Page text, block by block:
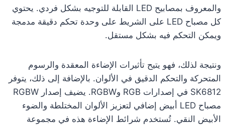
والمعروف بمصابيح LED القابلة للتوجيه بشكل فردي. يحتوي
كل مصباح LED على الشريط على وحدة تحكم دقيقة مدمجة
ويمكن التحكم فيه بشكل مستقل.
ونتيجة لذلك، فهو يتيح تأثيرات الإضاءة المعقدة والرسوم
المتحركة والتحكم الدقيق في الألوان. بالإضافة إلى ذلك، يتوفر
SK6812 في إصدارات RGB وRGBW. يضيف إصدار RGBW
مصباح LED أبيض إضافي لتعزيز الألوان المختلطة والضوء
الأبيض النقي. تُستخدم شرائط الإضاءة هذه في مجموعة